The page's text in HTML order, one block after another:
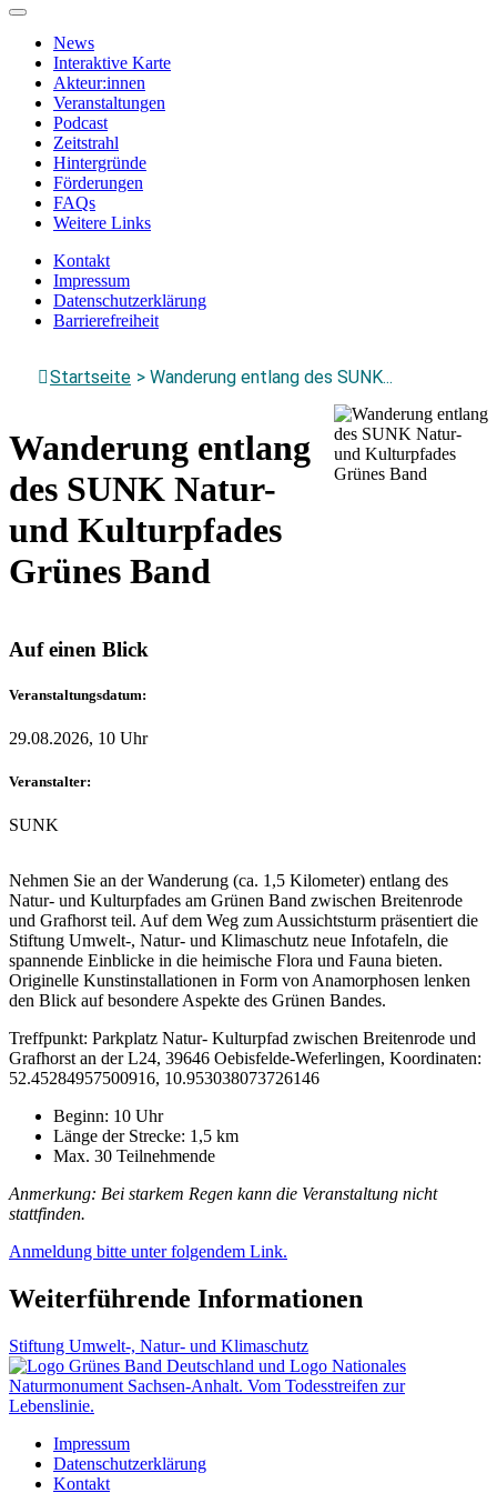
Zum
Hauptinhalt
springen
News
Interaktive Karte
Akteur:innen
Veranstaltungen
Podcast
Zeitstrahl
Hintergründe
Förderungen
FAQs
Weitere Links
Kontakt
Impressum
Datenschutzerklärung
Barrierefreiheit
schließenStartseite > Wanderung entlang des SUNK...
Wanderung entlang
des SUNK Natur-
und Kulturpfades
Grünes Band
Auf einen Blick
Veranstaltungsdatum:
29.08.2026, 10 Uhr
Veranstalter:
SUNK
Nehmen Sie an der Wanderung (ca. 1,5 Kilometer) entlang des
Natur- und Kulturpfades am Grünen Band zwischen Breitenrode
und Grafhorst teil. Auf dem Weg zum Aussichtsturm präsentiert die
Stiftung Umwelt-, Natur- und Klimaschutz neue Infotafeln, die
spannende Einblicke in die heimische Flora und Fauna bieten.
Originelle Kunstinstallationen in Form von Anamorphosen lenken
den Blick auf besondere Aspekte des Grünen Bandes.
Treffpunkt: Parkplatz Natur- Kulturpfad zwischen Breitenrode und
Grafhorst an der L24, 39646 Oebisfelde-Weferlingen, Koordinaten:
52.45284957500916, 10.953038073726146
Beginn: 10 Uhr
Länge der Strecke: 1,5 km
Max. 30 Teilnehmende
Anmerkung: Bei starkem Regen kann die Veranstaltung nicht
stattfinden.
Anmeldung bitte unter folgendem Link.
Weiterführende Informationen
Stiftung Umwelt-, Natur- und Klimaschutz
Impressum
Datenschutzerklärung
Kontakt